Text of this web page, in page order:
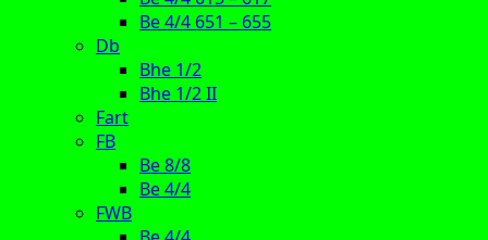
Be 4/4 651 – 655
Db
Bhe 1/2
Bhe 1/2 II
Fart
FB
Be 8/8
Be 4/4
FWB